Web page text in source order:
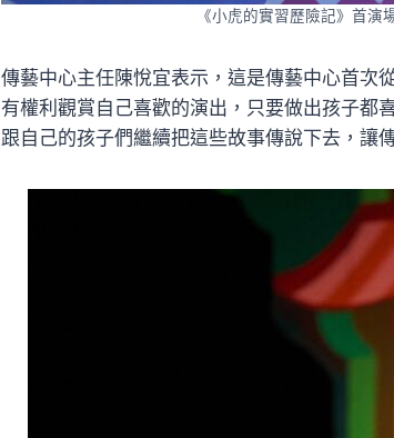
《小虎的實習歷險記》首演
傳藝中心主任陳悅宜表示，這是傳藝中心首次
有權利觀賞自己喜歡的演出，只要做出孩子都
跟自己的孩子們繼續把這些故事傳說下去，讓